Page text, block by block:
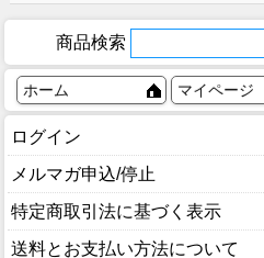
商品検索
ホーム マイページ
ログイン
メルマガ申込/停止
特定商取引法に基づく表示
送料とお支払い方法について